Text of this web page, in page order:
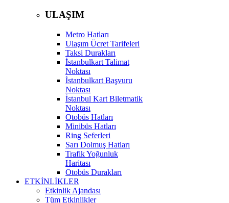
ULAŞIM
Metro Hatları
Ulaşım Ücret Tarifeleri
Taksi Durakları
İstanbulkart Talimat
Noktası
İstanbulkart Başvuru
Noktası
İstanbul Kart Biletmatik
Noktası
Otobüs Hatları
Minibüs Hatları
Ring Seferleri
Sarı Dolmuş Hatları
Trafik Yoğunluk
Haritası
Otobüs Durakları
ETKİNLİKLER
Etkinlik Ajandası
Tüm Etkinlikler